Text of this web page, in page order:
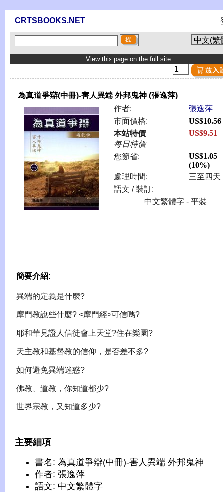
CRTSBOOKS.NET
View this page on the full site.
為真道爭辯(中冊)-害人異端 外邦鬼神 (張逸萍)
作者:
張逸萍
市面價格:
US$10.56
本站特價
每日特價
US$9.51
您節省:
US$1.05
(10%)
處理時間:
三至四天
語文 / 裝訂:
中文繁體字 - 平裝
簡要介紹:
異端的定義是什麼?
摩門教說些什麼? <摩門經>可信嗎?
耶和華見證人信徒會上天堂?住在樂園?
天主教和基督教的信仰，是否差不多?
如何避免異端迷惑?
佛教、道教，你知道都少?
世界宗教，又知道多少?
主要細項
書名: 為真道爭辯(中冊)-害人異端 外邦鬼神
作者: 張逸萍
語文: 中文繁體字